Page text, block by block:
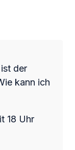
der
kann ich
18 Uhr